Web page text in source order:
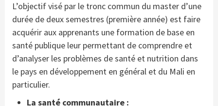
L’objectif visé par le tronc commun du master d’une
durée de deux semestres (première année) est faire
acquérir aux apprenants une formation de base en
santé publique leur permettant de comprendre et
d’analyser les problèmes de santé et nutrition dans
le pays en développement en général et du Mali en
particulier.
La santé communautaire :